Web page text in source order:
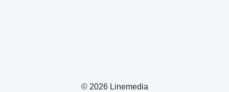
© 2026 Linemedia